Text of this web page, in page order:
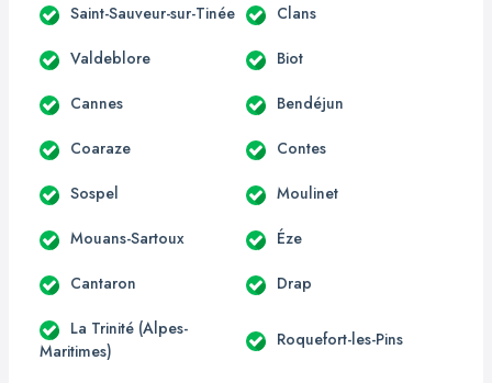
Saint-Sauveur-sur-Tinée Clans
Valdeblore Biot
Cannes Bendéjun
Coaraze Contes
Sospel Moulinet
Mouans-Sartoux Éze
Cantaron Drap
La Trinité (Alpes-
Maritimes)
Roquefort-les-Pins